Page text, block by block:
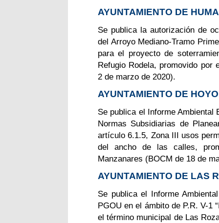
AYUNTAMIENTO DE
Se publica la autorización de
del Arroyo Mediano-Tramo
para el proyecto de
Refugio Rodela, promovido por
2 de marzo de 2020).
AYUNTAMIENTO DE
Se publica el Informe
Normas Subsidiarias de
artículo 6.1.5, Zona III usos
del ancho de las calles,
Manzanares (BOCM de 18 de
AYUNTAMIENTO DE LAS
Se publica el Informe
PGOU en el ámbito de P.R. V-1
el término municipal de Las